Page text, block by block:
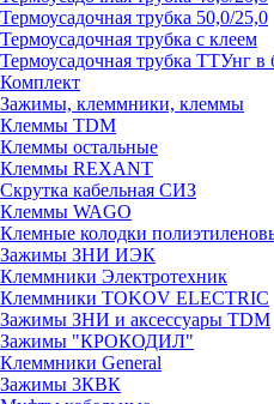
Термоусадочная трубка 50,0/25,0
Термоусадочная трубка с клеем
Термоусадочная трубка ТТУнг в
Комплект
Зажимы, клеммники, клеммы
Клеммы TDM
Клеммы остальные
Клеммы REXANT
Скрутка кабельная СИЗ
Клеммы WAGO
Клемные колодки
Зажимы ЗНИ ИЭК
Клеммники Электротехник
Клеммники TOKOV ELECTRIC
Зажимы ЗНИ и аксессуары TDM
Зажимы "КРОКОДИЛ"
Клеммники General
Зажимы 3КВК